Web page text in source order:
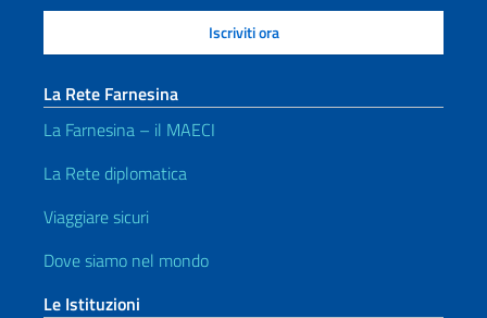
La Rete Farnesina
La Farnesina – il MAECI
La Rete diplomatica
Viaggiare sicuri
Dove siamo nel mondo
Le Istituzioni